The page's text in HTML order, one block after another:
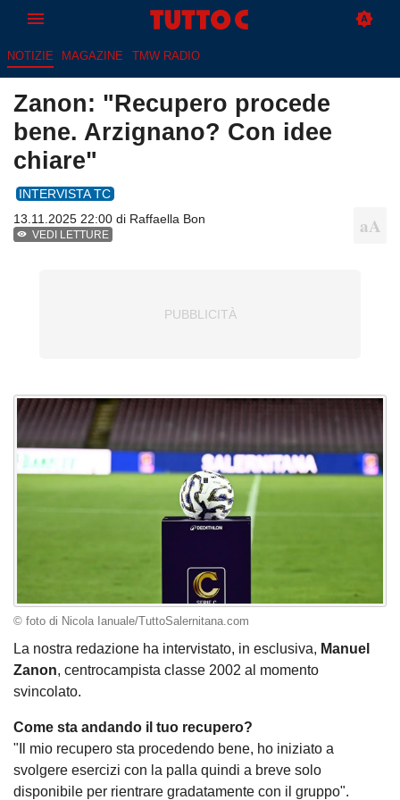
NOTIZIE MAGAZINE TMW RADIO
Zanon: "Recupero procede
bene. Arzignano? Con idee
chiare"
INTERVISTA TC
13.11.2025 22:00 di Raffaella Bon
VEDI LETTURE
© foto di Nicola Ianuale/TuttoSalernitana.com
La nostra redazione ha intervistato, in esclusiva, Manuel
Zanon, centrocampista classe 2002 al momento
svincolato.
Come sta andando il tuo recupero?
"Il mio recupero sta procedendo bene, ho iniziato a
svolgere esercizi con la palla quindi a breve solo
disponibile per rientrare gradatamente con il gruppo".